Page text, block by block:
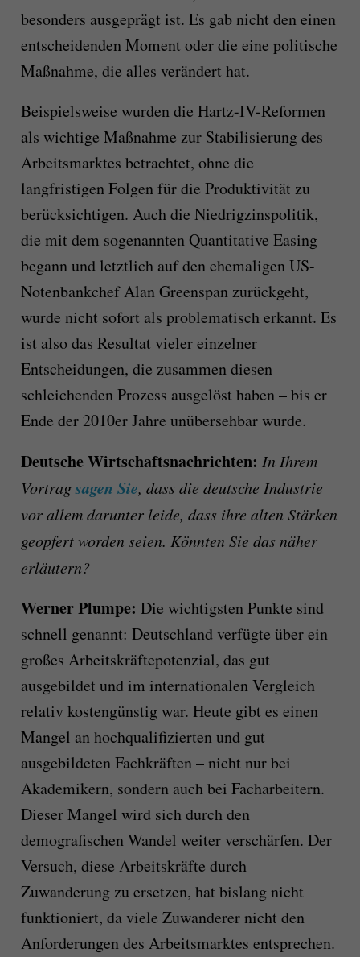
besonders ausgeprägt ist. Es gab nicht den einen
entscheidenden Moment oder die eine politische
Maßnahme, die alles verändert hat.
Beispielsweise wurden die Hartz-IV-Reformen
als wichtige Maßnahme zur Stabilisierung des
Arbeitsmarktes betrachtet, ohne die
langfristigen Folgen für die Produktivität zu
berücksichtigen. Auch die Niedrigzinspolitik,
die mit dem sogenannten Quantitative Easing
begann und letztlich auf den ehemaligen US-
Notenbankchef Alan Greenspan zurückgeht,
wurde nicht sofort als problematisch erkannt. Es
ist also das Resultat vieler einzelner
Entscheidungen, die zusammen diesen
schleichenden Prozess ausgelöst haben – bis er
Ende der 2010er Jahre unübersehbar wurde.
Deutsche Wirtschaftsnachrichten: In Ihrem
Vortragsagen Sie, dass die deutsche Industrie
vor allem darunter leide, dass ihre alten Stärken
geopfert worden seien. Könnten Sie das näher
erläutern?
Werner Plumpe: Die wichtigsten Punkte sind
schnell genannt: Deutschland verfügte über ein
großes Arbeitskräftepotenzial, das gut
ausgebildet und im internationalen Vergleich
relativ kostengünstig war. Heute gibt es einen
Mangel an hochqualifizierten und gut
ausgebildeten Fachkräften – nicht nur bei
Akademikern, sondern auch bei Facharbeitern.
Dieser Mangel wird sich durch den
demografischen Wandel weiter verschärfen. Der
Versuch, diese Arbeitskräfte durch
Zuwanderung zu ersetzen, hat bislang nicht
funktioniert, da viele Zuwanderer nicht den
Anforderungen des Arbeitsmarktes entsprechen.